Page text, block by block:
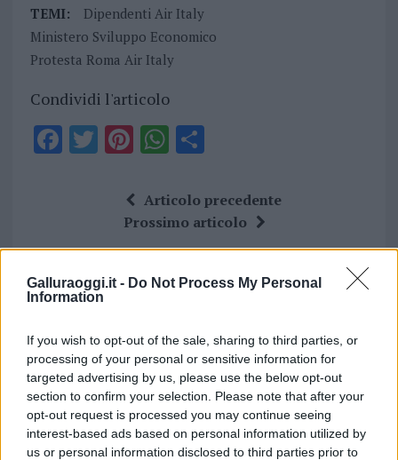
Galluraoggi.it - Do Not Process My Personal
Information
If you wish to opt-out of the sale, sharing to third parties, or
processing of your personal or sensitive information for
targeted advertising by us, please use the below opt-out
section to confirm your selection. Please note that after your
opt-out request is processed you may continue seeing
interest-based ads based on personal information utilized by
us or personal information disclosed to third parties prior to
TEMI:
Dipendenti Air Italy
Ministero Sviluppo Economico
Protesta Roma Air Italy
Condividi l'articolo
F
o
o
k
T
r
Pi
te
re
st
W
at
s
A
p
S
a
re
Articolo precedente
Prossimo articolo
NOTIZIE RECENTI
Nuovi posti auto in via La Marmora, parcheggio
provvisorio a La Maddalena
Allarme truffe a Berchidda, falsi incaricati
bussano alle porte